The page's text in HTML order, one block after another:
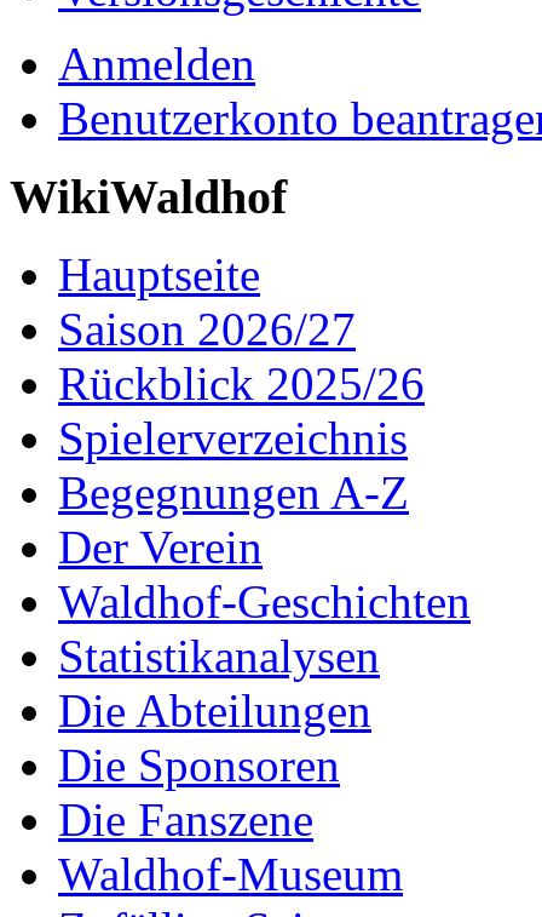
Anmelden
Benutzerkonto
WikiWaldhof
Hauptseite
Saison 2026/27
Rückblick 2025/26
Spielerverzeichnis
Begegnungen A-Z
Der Verein
Waldhof-Geschichten
Statistikanalysen
Die Abteilungen
Die Sponsoren
Die Fanszene
Waldhof-Museum